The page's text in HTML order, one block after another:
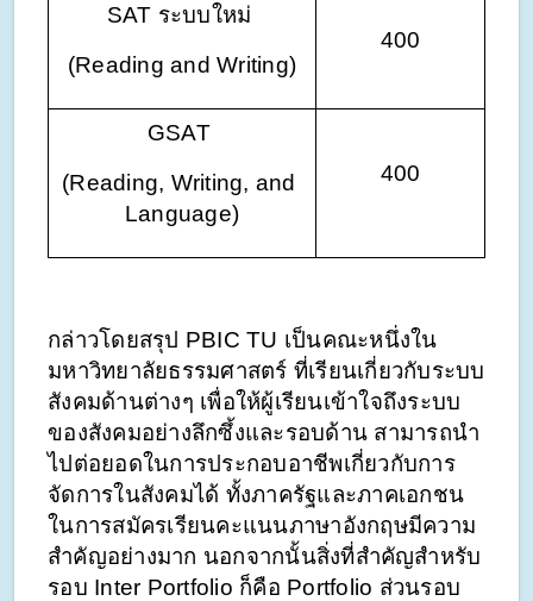
SAT ระบบใหม่
(Reading and Writing)
400
GSAT
(Reading, Writing, and
Language)
400
กล่าวโดยสรุป PBIC TU เป็นคณะหนึ่งใน
มหาวิทยาลัยธรรมศาสตร์ ที่เรียนเกี่ยวกับระบบ
สังคมด้านต่างๆ เพื่อให้ผู้เรียนเข้าใจถึงระบบ
ของสังคมอย่างลึกซึ้งและรอบด้าน สามารถนำ
ไปต่อยอดในการประกอบอาชีพเกี่ยวกับการ
จัดการในสังคมได้ ทั้งภาครัฐและภาคเอกชน
ในการสมัครเรียนคะแนนภาษาอังกฤษมีความ
สำคัญอย่างมาก นอกจากนั้นสิ่งที่สำคัญสำหรับ
รอบ Inter Portfolio ก็คือ Portfolio ส่วนรอบ